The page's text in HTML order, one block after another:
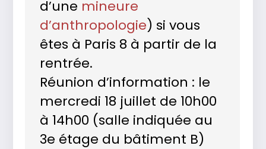
d’une mineure
d’anthropologie) si vous
êtes à Paris 8 à partir de la
rentrée.
Réunion d’information : le
mercredi 18 juillet de 10h00
à 14h00 (salle indiquée au
3e étage du bâtiment B)